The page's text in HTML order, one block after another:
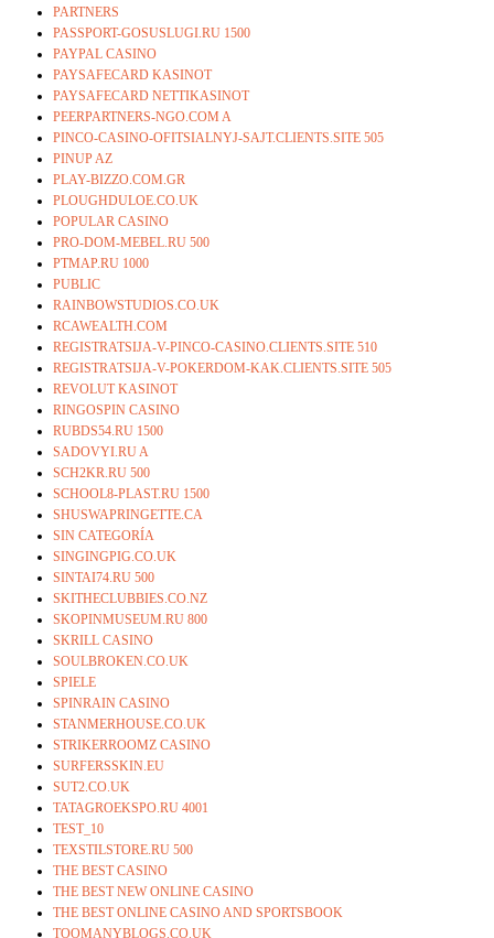
PARTNERS
PASSPORT-GOSUSLUGI.RU 1500
PAYPAL CASINO
PAYSAFECARD KASINOT
PAYSAFECARD NETTIKASINOT
PEERPARTNERS-NGO.COM A
PINCO-CASINO-OFITSIALNYJ-SAJT.CLIENTS.SITE 505
PINUP AZ
PLAY-BIZZO.COM.GR
PLOUGHDULOE.CO.UK
POPULAR CASINO
PRO-DOM-MEBEL.RU 500
PTMAP.RU 1000
PUBLIC
RAINBOWSTUDIOS.CO.UK
RCAWEALTH.COM
REGISTRATSIJA-V-PINCO-CASINO.CLIENTS.SITE 510
REGISTRATSIJA-V-POKERDOM-KAK.CLIENTS.SITE 505
REVOLUT KASINOT
RINGOSPIN CASINO
RUBDS54.RU 1500
SADOVYI.RU A
SCH2KR.RU 500
SCHOOL8-PLAST.RU 1500
SHUSWAPRINGETTE.CA
SIN CATEGORÍA
SINGINGPIG.CO.UK
SINTAI74.RU 500
SKITHECLUBBIES.CO.NZ
SKOPINMUSEUM.RU 800
SKRILL CASINO
SOULBROKEN.CO.UK
SPIELE
SPINRAIN CASINO
STANMERHOUSE.CO.UK
STRIKERROOMZ CASINO
SURFERSSKIN.EU
SUT2.CO.UK
TATAGROEKSPO.RU 4001
TEST_10
TEXSTILSTORE.RU 500
THE BEST CASINO
THE BEST NEW ONLINE CASINO
THE BEST ONLINE CASINO AND SPORTSBOOK
TOOMANYBLOGS.CO.UK